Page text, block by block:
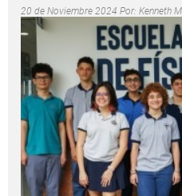
20 de Noviembre 2024 Por: Kenneth